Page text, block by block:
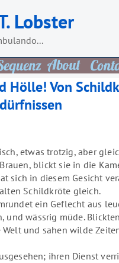
Lobster
Hölle! Von
etwas trotzig, aber
blickt sie in die
sich in diesem Gesicht
Schildkröte gleich.
ein Geflecht aus
und wässrig müde.
und sahen wilde
ihren Dienst